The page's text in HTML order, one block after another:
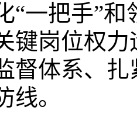
“一把手”
键岗位权
督体系、
线。